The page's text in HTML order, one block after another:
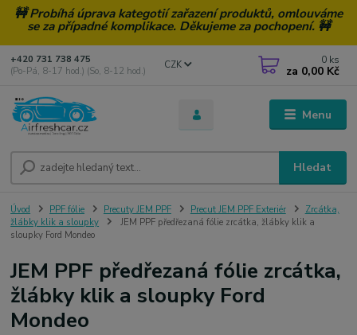
🚧 Probíhá úprava kategotií zařazení produktů, omlouváme
se za případné komplikace. Děkujeme za pochopení. 🚧
Menu
CZK
Hledat
+420 731 738 475
(Po-Pá, 8-17 hod.) (So, 8-12 hod.)
0 ks
za 0,00 Kč
Úvod PPF fólie Precuty JEM PPF Precut JEM PPF Exteriér
Zrcátka,
žlábky klik a sloupky
JEM PPF předřezaná fólie zrcátka, žlábky klik a
sloupky Ford Mondeo
JEM PPF předřezaná fólie zrcátka,
žlábky klik a sloupky Ford
Mondeo